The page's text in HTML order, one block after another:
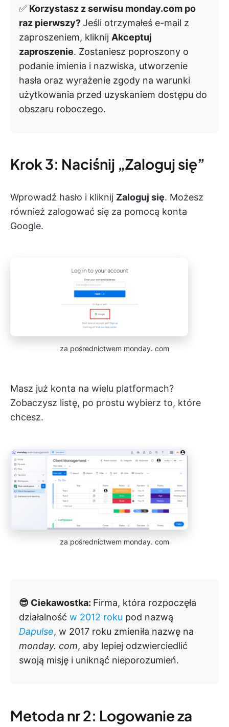
✅ Korzystasz z serwisu monday.com po
raz pierwszy?Jeśli otrzymałeś e-mail z
zaproszeniem, kliknij Akceptuj
zaproszenie. Zostaniesz poproszony o
podanie imienia i nazwiska, utworzenie
hasła oraz wyrażenie zgody na warunki
użytkowania przed uzyskaniem dostępu do
obszaru roboczego.
Krok 3: Naciśnij „Zaloguj się”
Wprowadź hasło i kliknij Zaloguj się. Możesz
również zalogować się za pomocą konta
Google.
za pośrednictwem monday. com
Masz już konta na wielu platformach?
Zobaczysz listę, po prostu wybierz to, które
chcesz.
za pośrednictwem monday. com
😎 Ciekawostka: Firma, która rozpoczęła
działalność w 2012 roku pod nazwą
Dapulse, w 2017 roku zmieniła nazwę na
monday. com, aby lepiej odzwierciedlić
swoją misję i uniknąć nieporozumień.
Metoda nr 2: Logowanie za